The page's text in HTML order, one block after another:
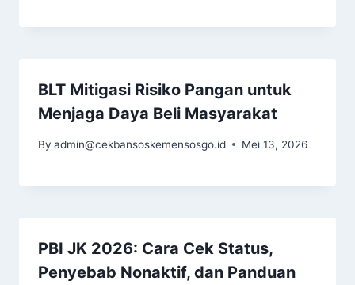
BLT Mitigasi Risiko Pangan untuk
Menjaga Daya Beli Masyarakat
By admin@cekbansoskemensosgo.id Mei 13, 2026
PBI JK 2026: Cara Cek Status,
Penyebab Nonaktif, dan Panduan